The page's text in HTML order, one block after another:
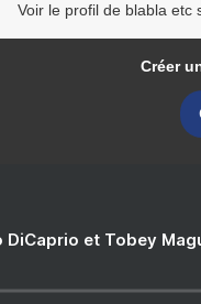
Voir le profil de blabla etc
Créer
DiCaprio et Tobey